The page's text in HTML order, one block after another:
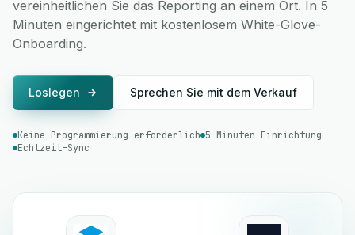
vereinheitlichen Sie das Reporting an einem Ort. In 5
Minuten eingerichtet mit kostenlosem White-Glove-
Onboarding.
Loslegen Sprechen Sie mit dem Verkauf
Keine Programmierung erforderlich 5-Minuten-Einrichtung
Echtzeit-Sync